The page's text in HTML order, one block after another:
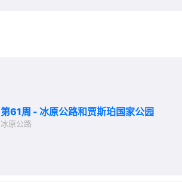
第61周 - 冰原公路和贾斯珀国家公园
冰原公路